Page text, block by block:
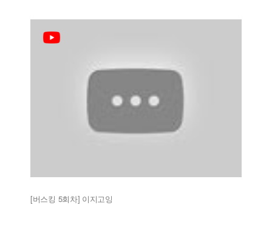
[버스킹 5회차] 이지고잉